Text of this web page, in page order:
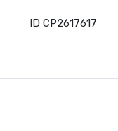
ID CP2617617